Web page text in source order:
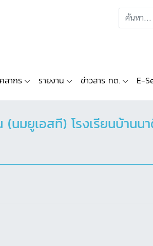
ลากร รายงาน ข่าวสาร ทต. E-
(นมยูเอสที) โรงเรียนบ้าน